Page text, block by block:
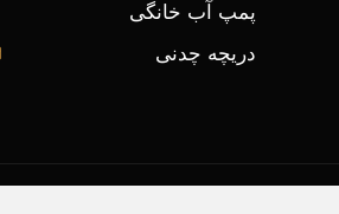
پمپ آب خانگی
دریچه چدنی